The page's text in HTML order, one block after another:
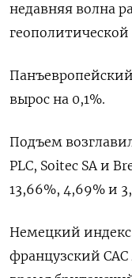
недавняя волна
вырос на 0,1%.
Подъем
PLC, Soitec SA и
13,66%, 4,69% и
Немецкий индекс
французский